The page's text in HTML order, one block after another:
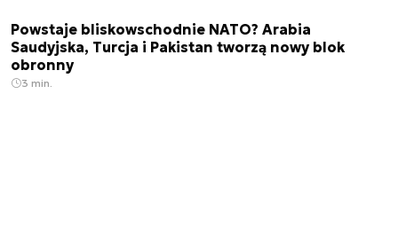
Powstaje bliskowschodnie NATO? Arabia
Saudyjska, Turcja i Pakistan tworzą nowy blok
obronny
3 min.